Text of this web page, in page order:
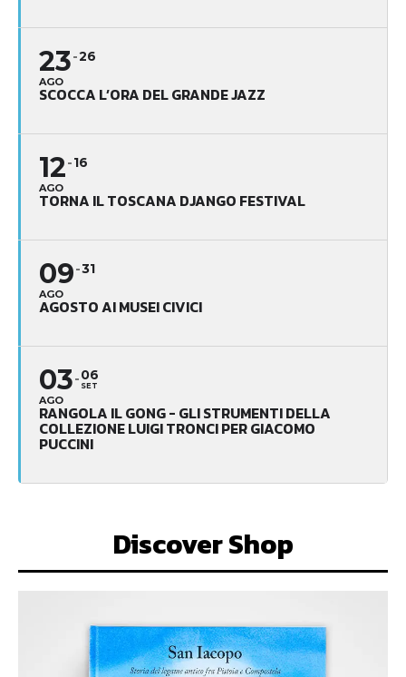
23
AGO
26
SCOCCA L’ORA DEL GRANDE JAZZ
12
AGO
16
TORNA IL TOSCANA DJANGO FESTIVAL
09
AGO
31
AGOSTO AI MUSEI CIVICI
03
AGO
06
SET
RANGOLA IL GONG - GLI STRUMENTI DELLA
COLLEZIONE LUIGI TRONCI PER GIACOMO
PUCCINI
Discover Shop